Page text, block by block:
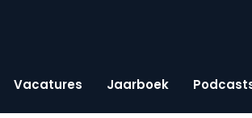
Vacatures Jaarboek